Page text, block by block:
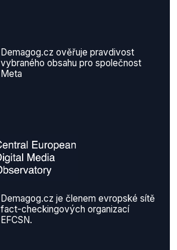
Demagog.cz ověřuje pravdivost
vybraného obsahu pro společnost
Meta
Demagog.cz je členem evropské sítě
fact-checkingových organizací
EFCSN.